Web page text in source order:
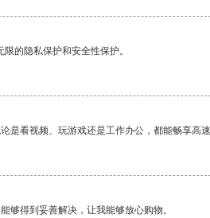
的隐私保护和安全性保护。
是看视频、玩游戏还是工作办公，都能畅享高
够得到妥善解决，让我能够放心购物。